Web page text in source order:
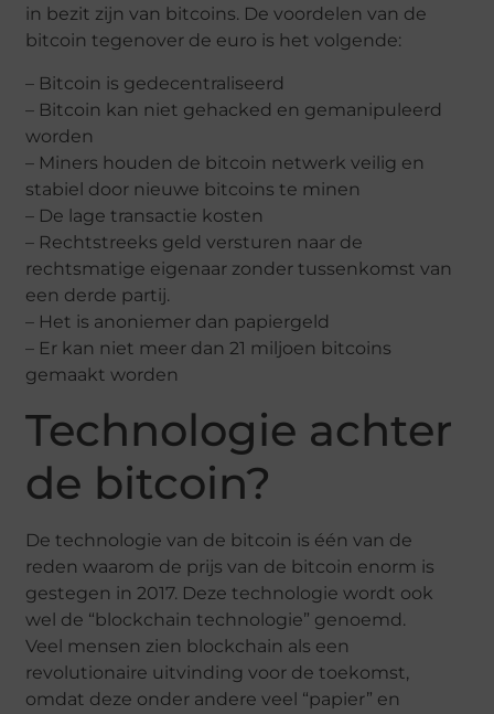
in bezit zijn van bitcoins. De voordelen van de
bitcoin tegenover de euro is het volgende:
– Bitcoin is gedecentraliseerd
– Bitcoin kan niet gehacked en gemanipuleerd
worden
– Miners houden de bitcoin netwerk veilig en
stabiel door nieuwe bitcoins te minen
– De lage transactie kosten
– Rechtstreeks geld versturen naar de
rechtsmatige eigenaar zonder tussenkomst van
een derde partij.
– Het is anoniemer dan papiergeld
– Er kan niet meer dan 21 miljoen bitcoins
gemaakt worden
Technologie achter
de bitcoin?
De technologie van de bitcoin is één van de
reden waarom de prijs van de bitcoin enorm is
gestegen in 2017. Deze technologie wordt ook
wel de “blockchain technologie” genoemd.
Veel mensen zien blockchain als een
revolutionaire uitvinding voor de toekomst,
omdat deze onder andere veel “papier” en